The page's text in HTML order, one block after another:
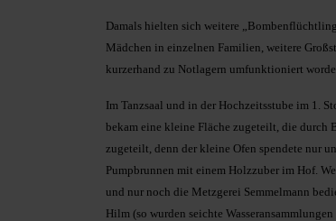
Damals hielten sich weitere
Mädchen in einzelnen Familien, weitere
kurzerhand zu Notlagern umfunktioniert
Im Tanzsaal und in der Hochzeitsstube im 1.
bekam eine kleine Fläche zugeteilt, die durch
zugeteilt, denn der kleine Ofen spendete nur
Pumpbrunnen mit einem Holzzuber im Hof.
und nur noch die Metzgerei Semmelmann
Hilm (so wurden seichte